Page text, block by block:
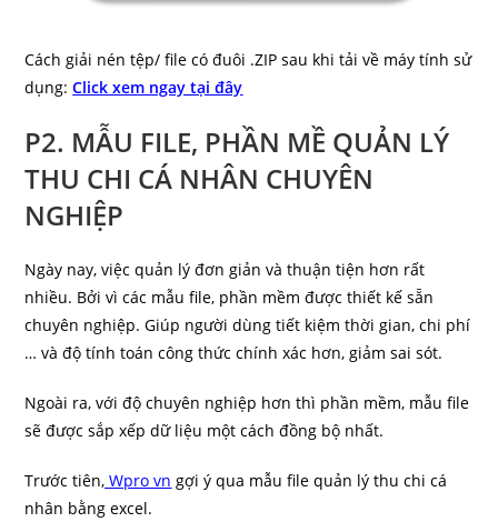
Cách giải nén tệp/ file có đuôi .ZIP sau khi tải về máy tính sử
dụng:Click xem ngay tại đây
P2. MẪU FILE, PHẦN MỀ QUẢN LÝ
THU CHI CÁ NHÂN CHUYÊN
NGHIỆP
Ngày nay, việc quản lý đơn giản và thuận tiện hơn rất
nhiều. Bởi vì các mẫu file, phần mềm được thiết kế sẵn
chuyên nghiệp. Giúp người dùng tiết kiệm thời gian, chi phí
… và độ tính toán công thức chính xác hơn, giảm sai sót.
Ngoài ra, với độ chuyên nghiệp hơn thì phần mềm, mẫu file
sẽ được sắp xếp dữ liệu một cách đồng bộ nhất.
Trước tiên, Wpro vn gợi ý qua mẫu file quản lý thu chi cá
nhân bằng excel.